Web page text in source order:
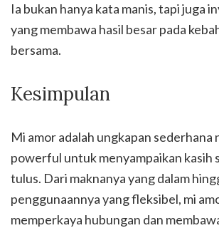
Ia bukan hanya kata manis, tapi juga
yang membawa hasil besar pada
bersama.
Kesimpulan
Mi amor adalah ungkapan sederhana
powerful untuk menyampaikan kasih
tulus. Dari maknanya yang dalam
penggunaannya yang fleksibel, mi
memperkaya hubungan dan